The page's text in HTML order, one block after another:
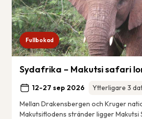
Fullbokad
Sydafrika – Makutsi safari
12-27 sep 2026
Ytterligare 3
Mellan Drakensbergen och Kruger
Makutsiflodens stränder ligger Makutsi